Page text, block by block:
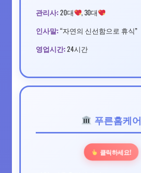
관리사: 20대 , 30대
인사말: “자연의 신선함으로 휴식”
영업시간: 24시간
푸른홈케어
클릭하세요!